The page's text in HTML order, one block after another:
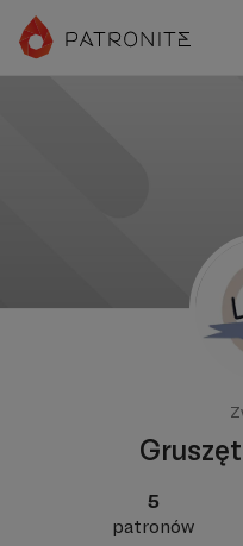
5
patronów